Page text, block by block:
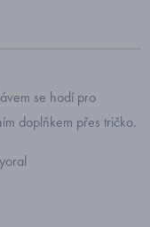
se hodí pro
doplňkem přes tričko.